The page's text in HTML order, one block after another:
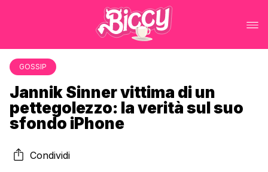
GOSSIP
Jannik Sinner vittima di un
pettegolezzo: la verità sul suo
sfondo iPhone
Condividi